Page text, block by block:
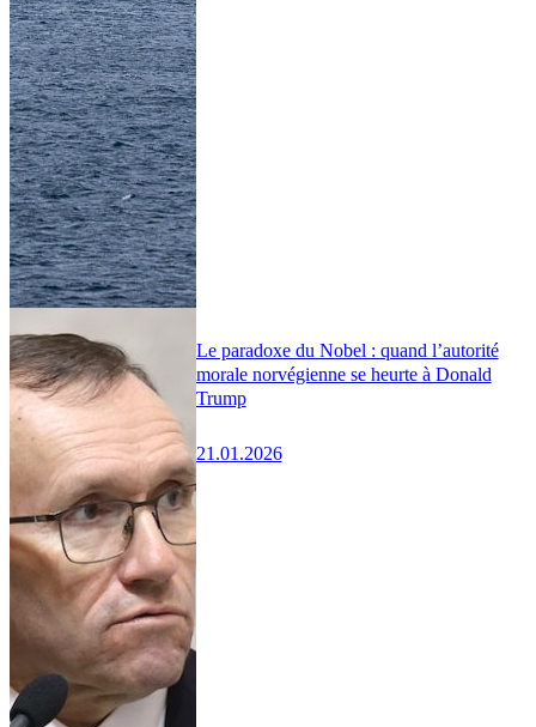
Le paradoxe du Nobel : quand l’autorité
morale norvégienne se heurte à Donald
Trump
21.01.2026